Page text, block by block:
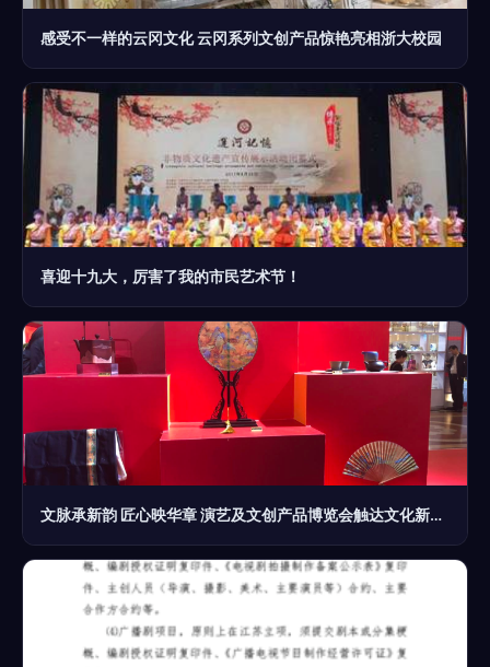
感受不一样的云冈文化 云冈系列文创产品惊艳亮相浙大校园
喜迎十九大，厉害了我的市民艺术节！
文脉承新韵 匠心映华章 演艺及文创产品博览会触达文化新维度